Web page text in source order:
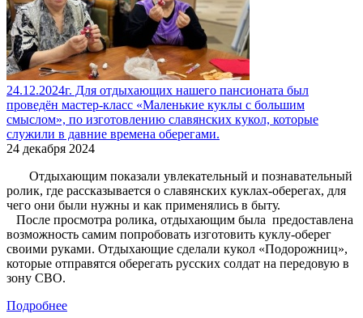
24.12.2024г. Для отдыхающих нашего пансионата был
проведён мастер-класс «Маленькие куклы с большим
смыслом», по изготовлению славянских кукол, которые
служили в давние времена оберегами.
24 декабря 2024
Отдыхающим показали увлекательный и познавательный
ролик, где рассказывается о славянских куклах-оберегах, для
чего они были нужны и как применялись в быту.
После просмотра ролика, отдыхающим была предоставлена
возможность самим попробовать изготовить куклу-оберег
своими руками. Отдыхающие сделали кукол «Подорожниц»,
которые отправятся оберегать русских солдат на передовую в
зону СВО.
Подробнее